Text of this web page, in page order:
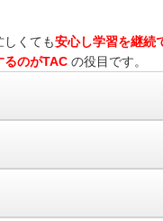
くても安心し学習を継続
るのがTAC の役目です。